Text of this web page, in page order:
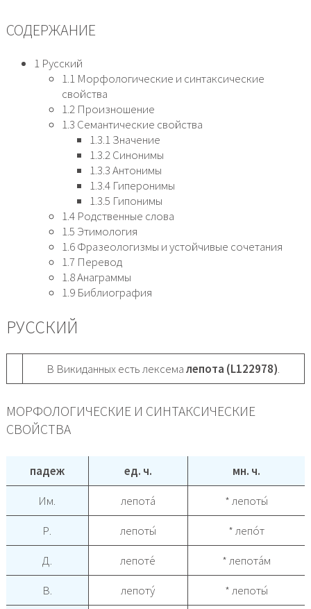
СОДЕРЖАНИЕ
1 Русский
1.1 Морфологические и синтаксические
свойства
1.2 Произношение
1.3 Семантические свойства
1.3.1 Значение
1.3.2 Синонимы
1.3.3 Антонимы
1.3.4 Гиперонимы
1.3.5 Гипонимы
1.4 Родственные слова
1.5 Этимология
1.6 Фразеологизмы и устойчивые сочетания
1.7 Перевод
1.8 Анаграммы
1.9 Библиография
РУССКИЙ
В Викиданных есть лексемалепота (L122978).
МОРФОЛОГИЧЕСКИЕ И СИНТАКСИЧЕСКИЕ
СВОЙСТВА
падеж ед. ч.
мн. ч.
Им.
лепота́
* лепоты́
Р.
лепоты́
* лепо́т
Д.
лепоте́
* лепота́м
В.
лепоту́ * лепоты́